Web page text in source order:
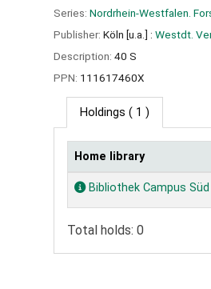
Series: Nordrhein-Westfalen.
Publisher: Köln [u.a.] : Westdt.
Description: 40 S
PPN: 111617460X
Holdings ( 1 )
Holdings
Home library
Bibliothek Campus Süd
Total holds: 0